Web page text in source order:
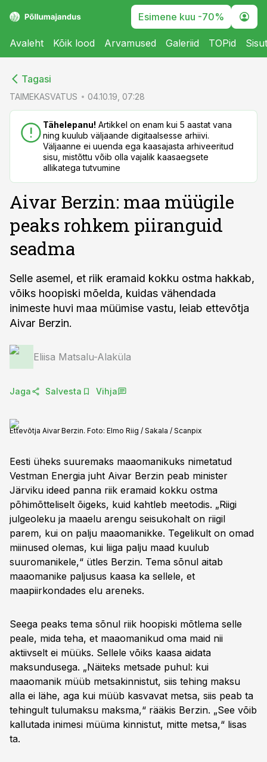
Esimene kuu -70%
Avaleht Kõik lood Arvamused Galeriid TOPid
Tagasi
TAIMEKASVATUS 04.10.19, 07:28
Tähelepanu! Artikkel on enam kui 5 aastat vana
ning kuulub väljaande digitaalsesse arhiivi.
Väljaanne ei uuenda ega kaasajasta arhiveeritud
sisu, mistõttu võib olla vajalik kaasaegsete
allikatega tutvumine
Aivar Berzin: maa müügile
peaks rohkem piiranguid
seadma
Selle asemel, et riik eramaid kokku ostma hakkab,
võiks hoopiski mõelda, kuidas vähendada
inimeste huvi maa müümise vastu, leiab ettevõtja
Aivar Berzin.
Eliisa Matsalu-Alaküla
Jaga Salvesta Vihja
Ettevõtja Aivar Berzin. Foto: Elmo Riig / Sakala / Scanpix
Eesti üheks suuremaks maaomanikuks nimetatud
Vestman Energia juht Aivar Berzin peab minister
Järviku ideed panna riik eramaid kokku ostma
põhimõtteliselt õigeks, kuid kahtleb meetodis. „Riigi
julgeoleku ja maaelu arengu seisukohalt on riigil
parem, kui on palju maaomanikke. Tegelikult on omad
miinused olemas, kui liiga palju maad kuulub
suuromanikele,“ ütles Berzin. Tema sõnul aitab
maaomanike paljusus kaasa ka sellele, et
maapiirkondades elu areneks.
Seega peaks tema sõnul riik hoopiski mõtlema selle
peale, mida teha, et maaomanikud oma maid nii
aktiivselt ei müüks. Sellele võiks kaasa aidata
maksundusega. „Näiteks metsade puhul: kui
maaomanik müüb metsakinnistut, siis tehing maksu
alla ei lähe, aga kui müüb kasvavat metsa, siis peab ta
tehingult tulumaksu maksma,“ rääkis Berzin. „See võib
kallutada inimesi müüma kinnistut, mitte metsa,“ lisas
ta.